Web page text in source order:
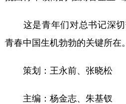
这是青年们对总书记深切
青春中国生机勃勃的关键所在。
策划：王永前、张晓松
主编：杨金志、朱基钗